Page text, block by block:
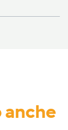
anche